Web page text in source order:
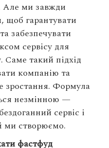
Але ми завжди
гарантувати
забезпечувати
сервісу для
Саме такий підхід
компанію та
зростання. Формула
незмінною —
сервіс і
ми створюємо.
фастфуд